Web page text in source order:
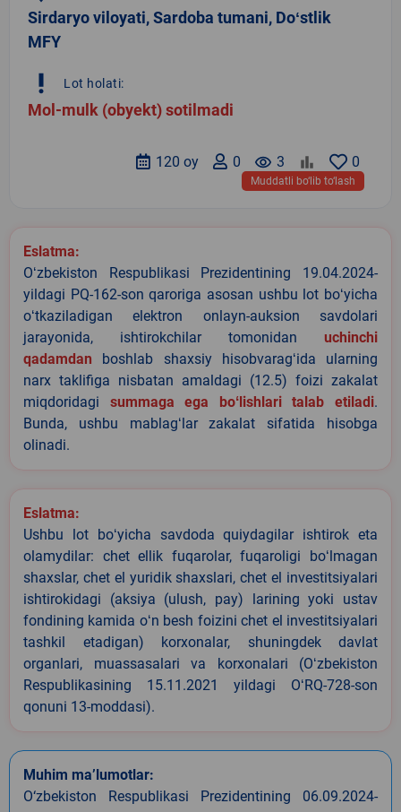
Sirdaryo viloyati, Sardoba tumani, Doʻstlik
MFY
priority_high Lot holati:
Mol-mulk (obyekt) sotilmadi
0
remove_red_eye 3
0
120 oy
Muddatli bo‘lib to‘lash
Eslatma:
Oʻzbekiston Respublikasi Prezidentining 19.04.2024-
yildagi PQ-162-son qaroriga asosan ushbu lot boʻyicha
oʻtkaziladigan elektron onlayn-auksion savdolari
jarayonida, ishtirokchilar tomonidan uchinchi
qadamdan boshlab shaxsiy hisobvaragʻida ularning
narx taklifiga nisbatan amaldagi (12.5) foizi zakalat
miqdoridagi summaga ega boʻlishlari talab etiladi.
Bunda, ushbu mablagʻlar zakalat sifatida hisobga
olinadi.
Eslatma:
Ushbu lot boʻyicha savdoda quiydagilar ishtirok eta
olamydilar: chet ellik fuqarolar, fuqaroligi boʻlmagan
shaxslar, chet el yuridik shaxslari, chet el investitsiyalari
ishtirokidagi (aksiya (ulush, pay) larining yoki ustav
fondining kamida oʻn besh foizini chet el investitsiyalari
tashkil etadigan) korxonalar, shuningdek davlat
organlari, muassasalari va korxonalari (Oʻzbekiston
Respublikasining 15.11.2021 yildagi OʻRQ-728-son
qonuni 13-moddasi).
Muhim ma’lumotlar:
O‘zbekiston Respublikasi Prezidentining 06.09.2024-